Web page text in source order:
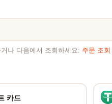
나 다음에서 조회하세요: 주문 조회
카드